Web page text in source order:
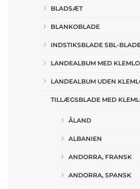
BLADSÆT
BLANKOBLADE
INDSTIKSBLADE SBL-
LANDEALBUM MED
LANDEALBUM UDEN
TILLÆGSBLADE MED
ÅLAND
ALBANIEN
ANDORRA, FRANSK
ANDORRA, SPANSK